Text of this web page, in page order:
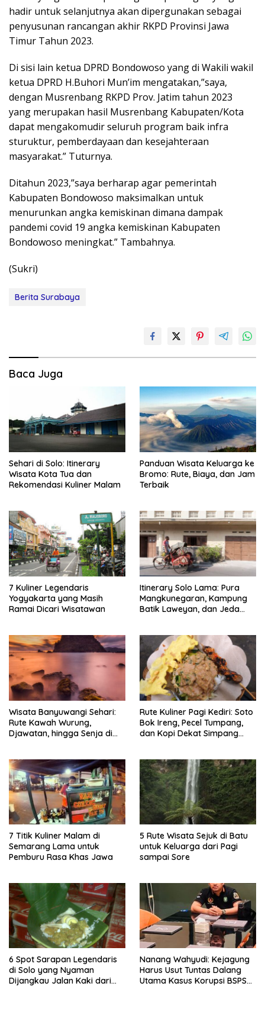
hadir untuk selanjutnya akan dipergunakan sebagai
penyusunan rancangan akhir RKPD Provinsi Jawa
Timur Tahun 2023.
Di sisi lain ketua DPRD Bondowoso yang di Wakili wakil
ketua DPRD H.Buhori Mun’im mengatakan,”saya,
dengan Musrenbang RKPD Prov. Jatim tahun 2023
yang merupakan hasil Musrenbang Kabupaten/Kota
dapat mengakomudir seluruh program baik infra
sturuktur, pemberdayaan dan kesejahteraan
masyarakat.” Tuturnya.
Ditahun 2023,”saya berharap agar pemerintah
Kabupaten Bondowoso maksimalkan untuk
menurunkan angka kemiskinan dimana dampak
pandemi covid 19 angka kemiskinan Kabupaten
Bondowoso meningkat.” Tambahnya.
(Sukri)
Berita Surabaya
Baca Juga
Sehari di Solo: Itinerary
Wisata Kota Tua dan
Rekomendasi Kuliner Malam
Panduan Wisata Keluarga ke
Bromo: Rute, Biaya, dan Jam
Terbaik
7 Kuliner Legendaris
Yogyakarta yang Masih
Ramai Dicari Wisatawan
Itinerary Solo Lama: Pura
Mangkunegaran, Kampung
Batik Laweyan, dan Jeda
Wisata Banyuwangi Sehari:
Rute Kawah Wurung,
Djawatan, hingga Senja di
Rute Kuliner Pagi Kediri: Soto
Bok Ireng, Pecel Tumpang,
dan Kopi Dekat Simpang
7 Titik Kuliner Malam di
Semarang Lama untuk
Pemburu Rasa Khas Jawa
5 Rute Wisata Sejuk di Batu
untuk Keluarga dari Pagi
sampai Sore
6 Spot Sarapan Legendaris
di Solo yang Nyaman
Dijangkau Jalan Kaki dari
Nanang Wahyudi: Kejagung
Harus Usut Tuntas Dalang
Utama Kasus Korupsi BSPS